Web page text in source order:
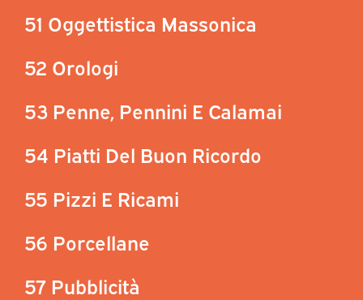
51 Oggettistica Massonica
52 Orologi
53 Penne, Pennini E Calamai
54 Piatti Del Buon Ricordo
55 Pizzi E Ricami
56 Porcellane
57 Pubblicità